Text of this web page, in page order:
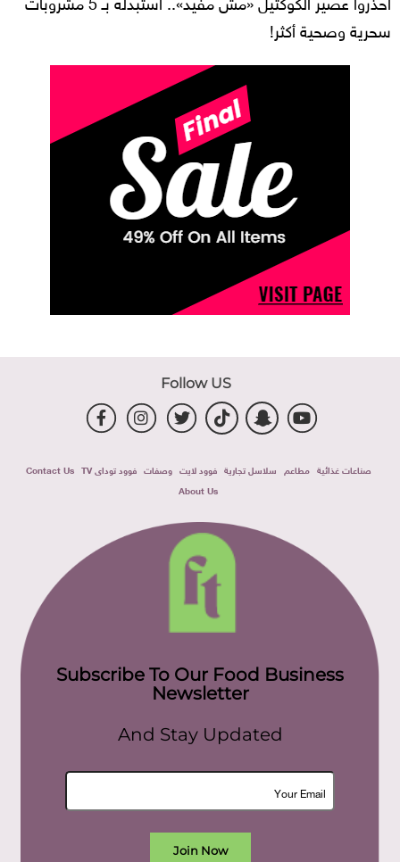
سحرية وصحية أكثر!
Follow US
صناعات غذائية مطاعم سلاسل تجارية فوود لايت وصفات فوود توداى TV
Contact Us
About Us
Subscribe To Our Food Business
Newsletter
And Stay Updated
Join Now